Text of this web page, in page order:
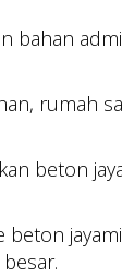
bahan
rumah
beton